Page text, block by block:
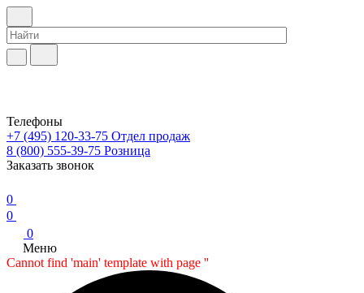
Телефоны
+7 (495) 120-33-75 Отдел продаж
8 (800) 555-39-75 Розница
Заказать звонок
0
0
0
Меню
Cannot find 'main' template with page ''